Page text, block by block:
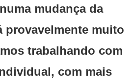
mudança da
provavelmente muito
trabalhando com
com mais